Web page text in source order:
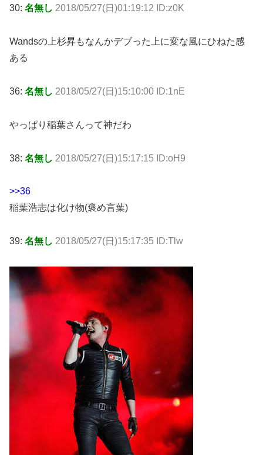
30: 名無し 2018/05/27(日)01:19:12 ID:z0K
Wandsの上杉昇もなんかデブった上に変な風にひねた感
ある
36: 名無し 2018/05/27(日)15:10:00 ID:1nE
やっぱり稲葉さんって神だわ
38: 名無し 2018/05/27(日)15:17:15 ID:oH9
>>36
稲葉浩志は化け物(褒め言葉)
39: 名無し 2018/05/27(日)15:17:35 ID:Tlw